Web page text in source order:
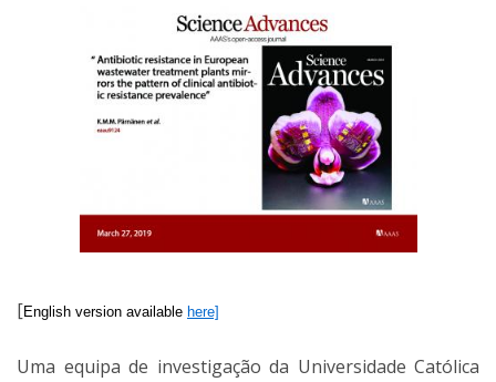
[English version available here]
Uma equipa de investigação da Universidade Católica